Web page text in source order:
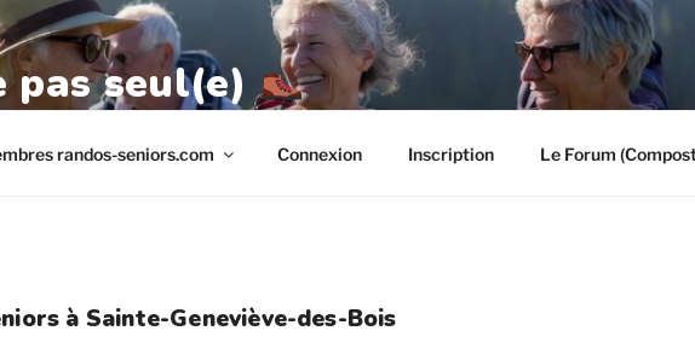
pas seul(e)
randos-seniors.com Connexion Inscription Le Forum
à Sainte-Geneviève-des-Bois